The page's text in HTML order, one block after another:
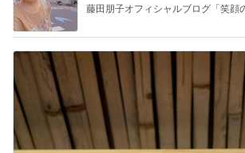
藤田朋子オフィシャルブログ「笑顔